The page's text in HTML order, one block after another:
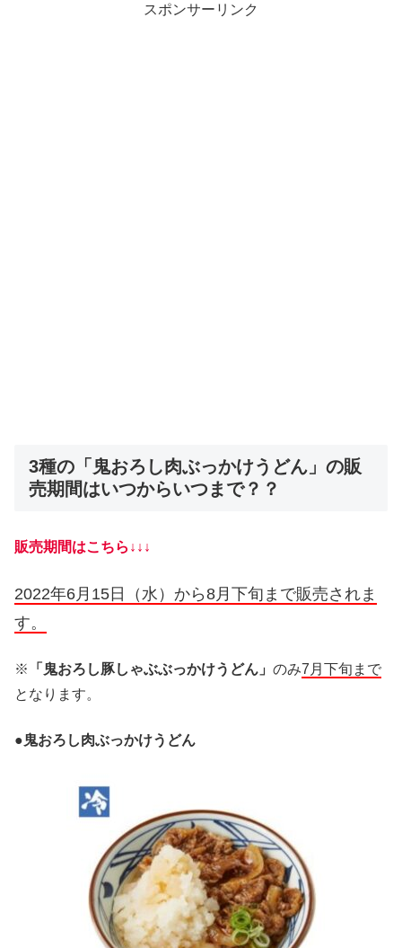
スポンサーリンク
3種の「鬼おろし肉ぶっかけうどん」の販
売期間はいつからいつまで？？
販売期間はこちら↓↓↓
2022年6月15日（水）から8月下旬まで販売されま
す。
※ 「鬼おろし豚しゃぶぶっかけうどん」 のみ7月下旬まで
となります。
●鬼おろし肉ぶっかけうどん